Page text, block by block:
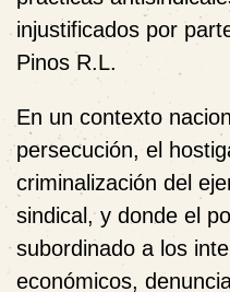
injustificados por
Pinos R.L.
En un contexto
persecución, el
criminalización del
sindical, y donde el
subordinado a los
económicos,